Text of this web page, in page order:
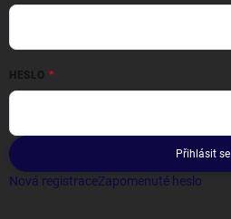
HESLO
Přihlásit se
Nová registraceZapomenuté heslo